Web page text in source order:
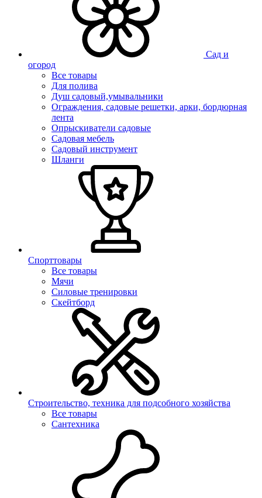
Сад и
огород
Все товары
Для полива
Душ садовый,умывальники
Ограждения, садовые решетки, арки, бордюрная
лента
Опрыскиватели садовые
Садовая мебель
Садовый инструмент
Шланги
Спорттовары
Все товары
Мячи
Силовые тренировки
Скейтборд
Строительство, техника для подсобного хозяйства
Все товары
Сантехника